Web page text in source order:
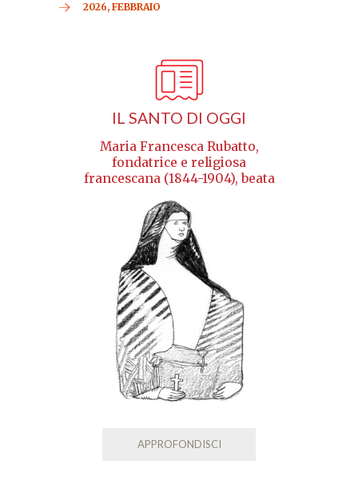
2026, FEBBRAIO
IL SANTO DI OGGI
Maria Francesca Rubatto,
fondatrice e religiosa
francescana (1844-1904), beata
APPROFONDISCI